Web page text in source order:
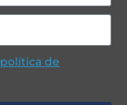
política de